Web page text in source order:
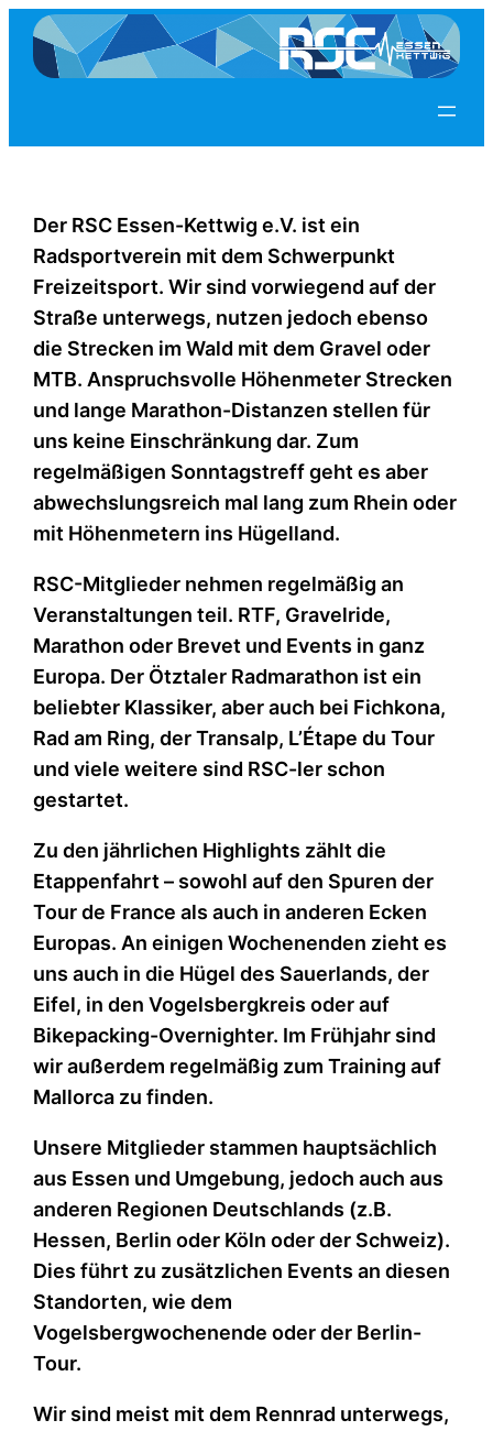
Zum
Inhalt
springen
Der RSC Essen-Kettwig e.V. ist ein
Radsportverein mit dem Schwerpunkt
Freizeitsport. Wir sind vorwiegend auf der
Straße unterwegs, nutzen jedoch ebenso
die Strecken im Wald mit dem Gravel oder
MTB. Anspruchsvolle Höhenmeter Strecken
und lange Marathon-Distanzen stellen für
uns keine Einschränkung dar. Zum
regelmäßigen Sonntagstreff geht es aber
abwechslungsreich mal lang zum Rhein oder
mit Höhenmetern ins Hügelland.
RSC-Mitglieder nehmen regelmäßig an
Veranstaltungen teil. RTF, Gravelride,
Marathon oder Brevet und Events in ganz
Europa. Der Ötztaler Radmarathon ist ein
beliebter Klassiker, aber auch bei Fichkona,
Rad am Ring, der Transalp, L’Étape du Tour
und viele weitere sind RSC-ler schon
gestartet.
Zu den jährlichen Highlights zählt die
Etappenfahrt – sowohl auf den Spuren der
Tour de France als auch in anderen Ecken
Europas. An einigen Wochenenden zieht es
uns auch in die Hügel des Sauerlands, der
Eifel, in den Vogelsbergkreis oder auf
Bikepacking-Overnighter. Im Frühjahr sind
wir außerdem regelmäßig zum Training auf
Mallorca zu finden.
Unsere Mitglieder stammen hauptsächlich
aus Essen und Umgebung, jedoch auch aus
anderen Regionen Deutschlands (z.B.
Hessen, Berlin oder Köln oder der Schweiz).
Dies führt zu zusätzlichen Events an diesen
Standorten, wie dem
Vogelsbergwochenende oder der Berlin-
Tour.
Wir sind meist mit dem Rennrad unterwegs,